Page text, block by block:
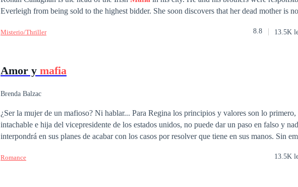
Everleigh from being sold to the highest bidder. She soon discovers that her dead mother is
Misterio/Thriller 8.8 13.5K
Amor y mafia
Brenda Balzac
¿Ser la mujer de un mafioso? Ni hablar... Para Regina los principios y valores son lo primero,
intachable e hija del vicepresidente de los estados unidos, no puede dar un paso en falso y
interpondrá en sus planes de acabar con los casos por resolver que tiene en sus manos. Sin
sombras es un traficante de armas muy sagaz y escurridizo, con sus encantos y su oscuro
Romance 13.5K